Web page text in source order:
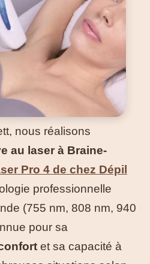
nous réalisons
au laser à Braine-
Pro 4 de chez Dépil
professionnelle
(755 nm, 808 nm, 940
pour sa
et sa capacité à